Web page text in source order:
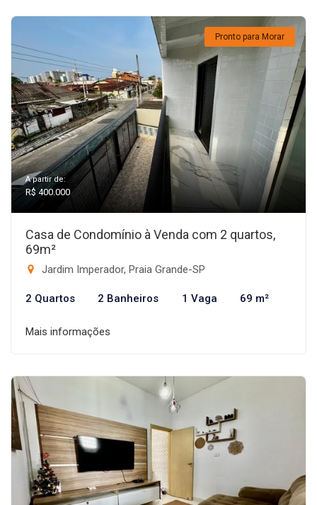
Pronto para Morar
A partir de:
R$ 400.000
Casa de Condomínio à Venda com 2 quartos,
69m²
Jardim Imperador, Praia Grande-SP
2 Quartos 2 Banheiros 1 Vaga 69 m²
Mais informações